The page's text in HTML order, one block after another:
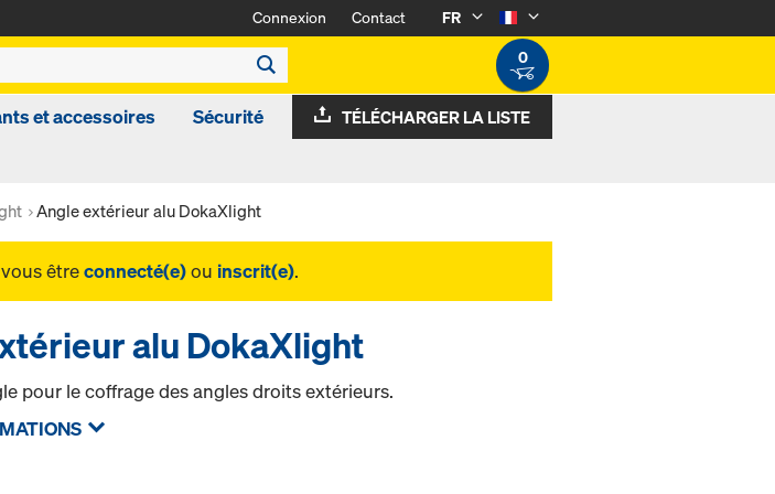
Connexion Contact
FR
0
et accessoires
Sécurité
TÉLÉCHARGER LA LISTE
Angle extérieur alu DokaXlight
êtreconnecté(e)ou inscrit(e).
alu DokaXlight
pour le coffrage des angles droits extérieurs.